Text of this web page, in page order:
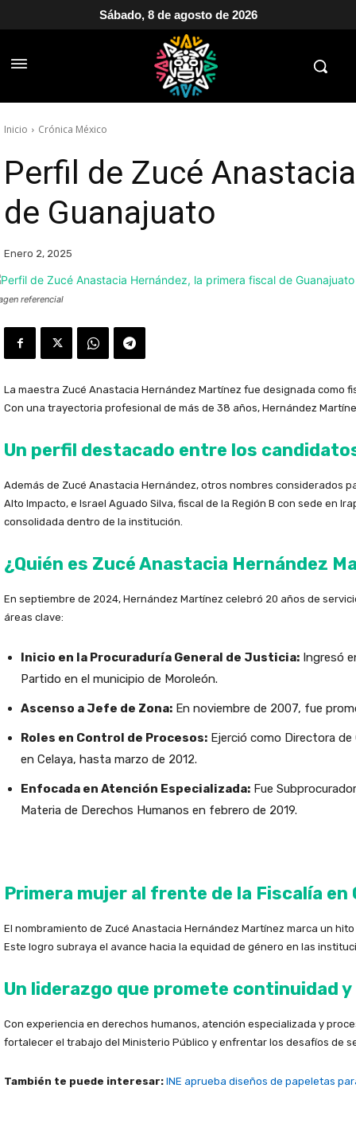
Sábado, 8 de agosto de 2026
Inicio Crónica México
Perfil de Zucé
de Guanajuato
Enero 2, 2025
referencial
La maestra Zucé Anastacia Hernández Martínez fue designada como
Con una trayectoria profesional de más de 38 años, Hernández
Un perfil destacado entre los
Además de Zucé Anastacia Hernández, otros nombres considerados
Alto Impacto, e Israel Aguado Silva, fiscal de la Región B con sede en
consolidada dentro de la institución.
¿Quién es Zucé Anastacia Hernández
En septiembre de 2024, Hernández Martínez celebró 20 años de
áreas clave:
Inicio en la Procuraduría General de Justicia: Ingresó
Partido en el municipio de Moroleón.
Ascenso a Jefe de Zona: En noviembre de 2007, fue
Roles en Control de Procesos: Ejerció como Directora
en Celaya, hasta marzo de 2012.
Enfocada en Atención Especializada: Fue
Materia de Derechos Humanos en febrero de 2019.
Primera mujer al frente de la Fiscalía en
El nombramiento de Zucé Anastacia Hernández Martínez marca un
Este logro subraya el avance hacia la equidad de género en las
Un liderazgo que promete continuidad
Con experiencia en derechos humanos, atención especializada y
fortalecer el trabajo del Ministerio Público y enfrentar los desafíos de
También te puede interesar: INE aprueba diseños de papeletas